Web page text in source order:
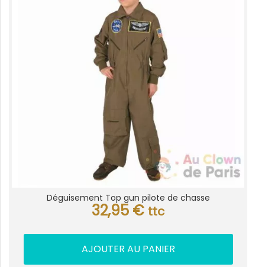
Déguisement Top gun pilote de chasse
32,95 € ttc
AJOUTER AU PANIER